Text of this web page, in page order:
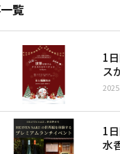
覧
1
ス
1
水